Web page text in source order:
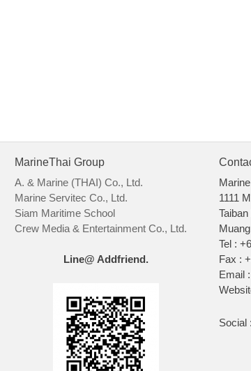
MarineThai Group
A. & Marine (THAI) Co., Ltd.
Marine Servitec Co., Ltd.
Siam Maritime School
Crew Media & Entertainment Co., Ltd.
Line@ Addfriend.
1111
Tel :
Fax :
Email
Social :